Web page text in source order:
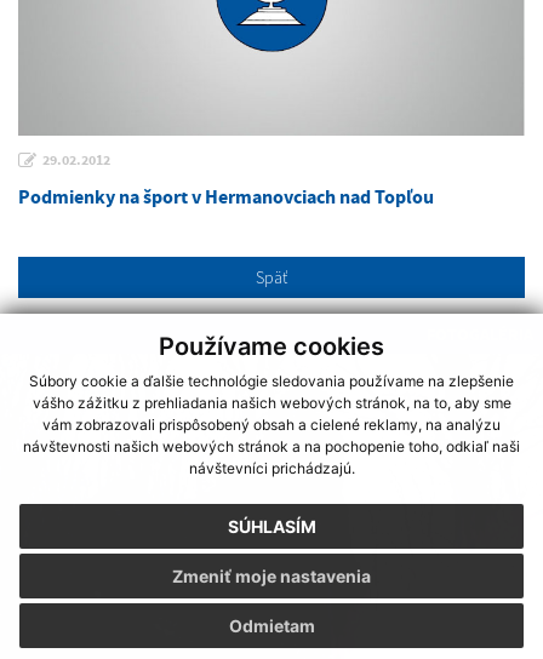
Používame cookies
Súbory cookie a ďalšie technológie sledovania používame na zlepšenie
vášho zážitku z prehliadania našich webových stránok, na to, aby sme
vám zobrazovali prispôsobený obsah a cielené reklamy, na analýzu
návštevnosti našich webových stránok a na pochopenie toho, odkiaľ naši
návštevníci prichádzajú.
SÚHLASÍM
Odmietam
Zmeniť moje nastavenia
29.02.2012
Podmienky na šport v Hermanovciach nad Topľou
Späť